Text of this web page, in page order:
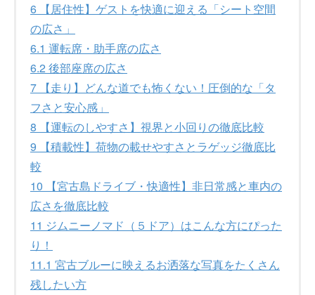
6 【居住性】ゲストを快適に迎える「シート空間
の広さ」
6.1 運転席・助手席の広さ
6.2 後部座席の広さ
7 【走り】どんな道でも怖くない！圧倒的な「タ
フさと安心感」
8 【運転のしやすさ】視界と小回りの徹底比較
9 【積載性】荷物の載せやすさとラゲッジ徹底比
較
10 【宮古島ドライブ・快適性】非日常感と車内の
広さを徹底比較
11 ジムニーノマド（５ドア）はこんな方にぴった
り！
11.1 宮古ブルーに映えるお洒落な写真をたくさん
残したい方